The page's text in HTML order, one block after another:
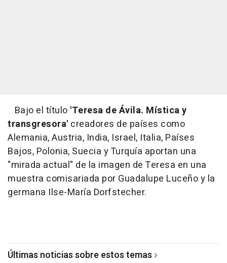
Bajo el título 'Teresa de Ávila. Mística y
transgresora' creadores de países como
Alemania, Austria, India, Israel, Italia, Países
Bajos, Polonia, Suecia y Turquía aportan una
"mirada actual" de la imagen de Teresa en una
muestra comisariada por Guadalupe Luceño y la
germana Ilse-María Dorfstecher.
Últimas noticias sobre estos temas